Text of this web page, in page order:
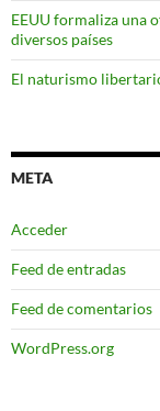
EEUU formaliza una
diversos países
El naturismo
META
Acceder
Feed de entradas
Feed de comentarios
WordPress.org